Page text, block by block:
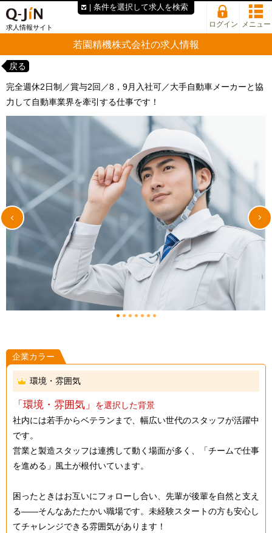
求人情報サイト ログイン メニュー
若園精機株式会社の求人情報
戻る
完全週休2日制／賞与2回／8，9月入社可／大手自動車メーカーと協
力して自動車業界を牽引する仕事です！
1234567
企業カラー
環境・雰囲気
「環境・雰囲気」
を選択した背景
社内には若手からベテランまで、幅広い世代のスタッフが活躍中
です。
営業と製造スタッフは連携して動く場面が多く、「チームで仕事
を進める」風土が根付いています。
困ったときはお互いにフォローし合い、先輩が後輩を自然と支え
る――そんなあたたかい職場です。未経験スタートの方も安心し
てチャレンジできる雰囲気があります！
条件を選択して求人を検索